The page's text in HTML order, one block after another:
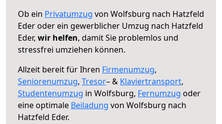
Ob ein Privatumzug von Wolfsburg nach Hatzfeld
Eder oder ein gewerblicher Umzug nach Hatzfeld
Eder, wir helfen, damit Sie problemlos und
stressfrei umziehen können.
Allzeit bereit für Ihren Firmenumzug,
Seniorenumzug, Tresor– & Klaviertransport,
Studentenumzug in Wolfsburg, Fernumzug oder
eine optimale Beiladung von Wolfsburg nach
Hatzfeld Eder.